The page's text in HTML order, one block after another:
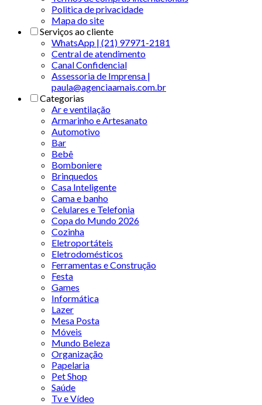
Politica de privacidade
Mapa do site
Serviços ao cliente
WhatsApp | (21) 97971-2181
Central de atendimento
Canal Confidencial
Assessoria de Imprensa |
paula@agenciaamais.com.br
Categorias
Ar e ventilação
Armarinho e Artesanato
Automotivo
Bar
Bebê
Bomboniere
Brinquedos
Casa Inteligente
Cama e banho
Celulares e Telefonia
Copa do Mundo 2026
Cozinha
Eletroportáteis
Eletrodomésticos
Ferramentas e Construção
Festa
Games
Informática
Lazer
Mesa Posta
Móveis
Mundo Beleza
Organização
Papelaria
Pet Shop
Saúde
Tv e Vídeo